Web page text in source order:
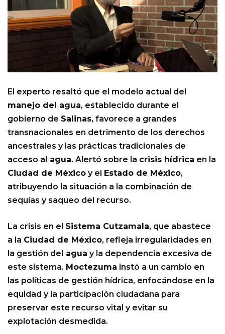
El experto resaltó que el modelo actual del
manejo del agua, establecido durante el
gobierno de Salinas, favorece a grandes
transnacionales en detrimento de los derechos
ancestrales y las prácticas tradicionales de
acceso al agua. Alertó sobre la crisis hídrica en la
Ciudad de México y el Estado de México,
atribuyendo la situación a la combinación de
sequías y saqueo del recurso.
La crisis en el Sistema Cutzamala, que abastece
a la Ciudad de México, refleja irregularidades en
la gestión del agua y la dependencia excesiva de
este sistema. Moctezuma instó a un cambio en
las políticas de gestión hídrica, enfocándose en la
equidad y la participación ciudadana para
preservar este recurso vital y evitar su
explotación desmedida.